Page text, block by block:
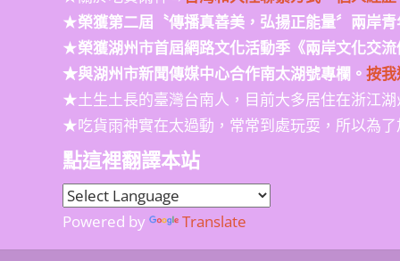
★榮獲第二屆〝傳播真善美，弘揚正能量〞兩岸
★榮獲湖州市首屆網路文化活動季《兩岸文化交流
★與湖州市新聞傳媒中心合作南太湖號專欄。 按
★土生土長的臺灣台南人，目前大多居住在浙江湖
★吃貨雨神實在太過動，常常到處玩耍，所以為
點這裡翻譯本站
Powered by Translate